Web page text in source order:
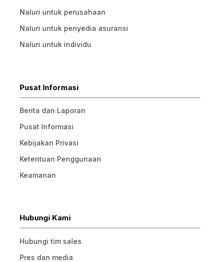
Naluri untuk perusahaan
Naluri untuk penyedia asuransi
Naluri untuk individu
Pusat Informasi
Berita dan Laporan
Pusat Informasi
Kebijakan Privasi
Ketentuan Penggunaan
Keamanan
Hubungi Kami
Hubungi tim sales
Pres dan media